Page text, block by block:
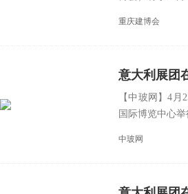
重庆建博会
意大利展团
【中玻网】4
国际博览中心
中玻网